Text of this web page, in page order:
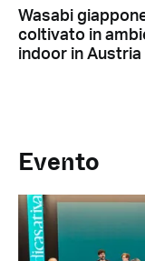
Wasabi
coltivato in
indoor in Austria
Evento